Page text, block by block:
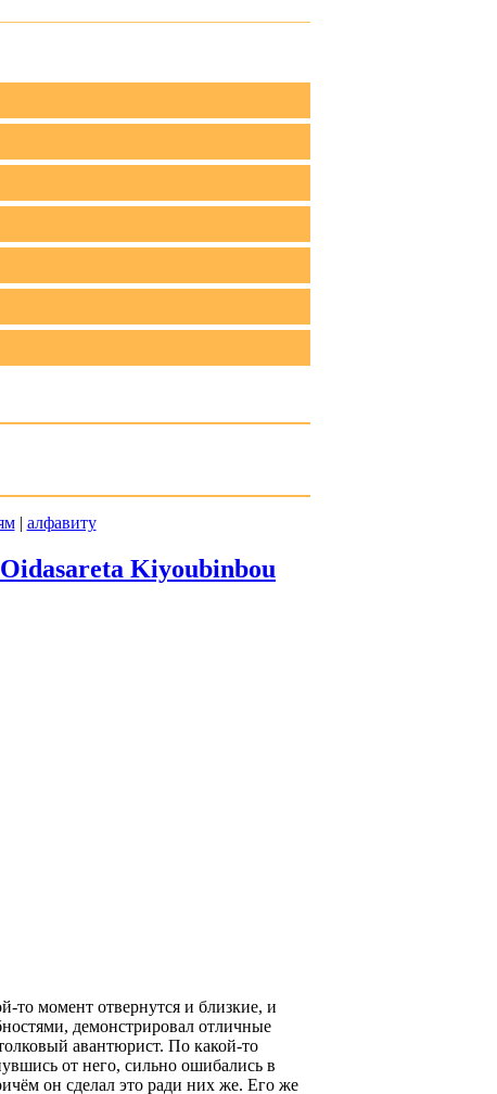
| алфавиту
Kiyoubinbou
то момент отвернутся и близкие, и
демонстрировал отличные
авантюрист. По какой-то
от него, сильно ошибались в
он сделал это ради них же. Его же